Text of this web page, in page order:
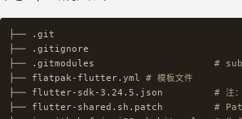
├── .git
├── .gitignore
├── .gitmodules #
├── flatpak-flutter.yml # 模板文件
├── flutter-sdk-3.24.5.json # 注
├── flutter-shared.sh.patch #